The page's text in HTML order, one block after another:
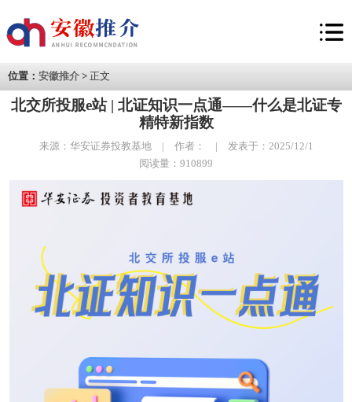
位置： 安徽推介 > 正文
北交所投服e站 | 北证知识一点通——什么是北证专
精特新指数
来源：华安证券投教基地 | 作者： | 发表于：2025/12/1
阅读量：910899